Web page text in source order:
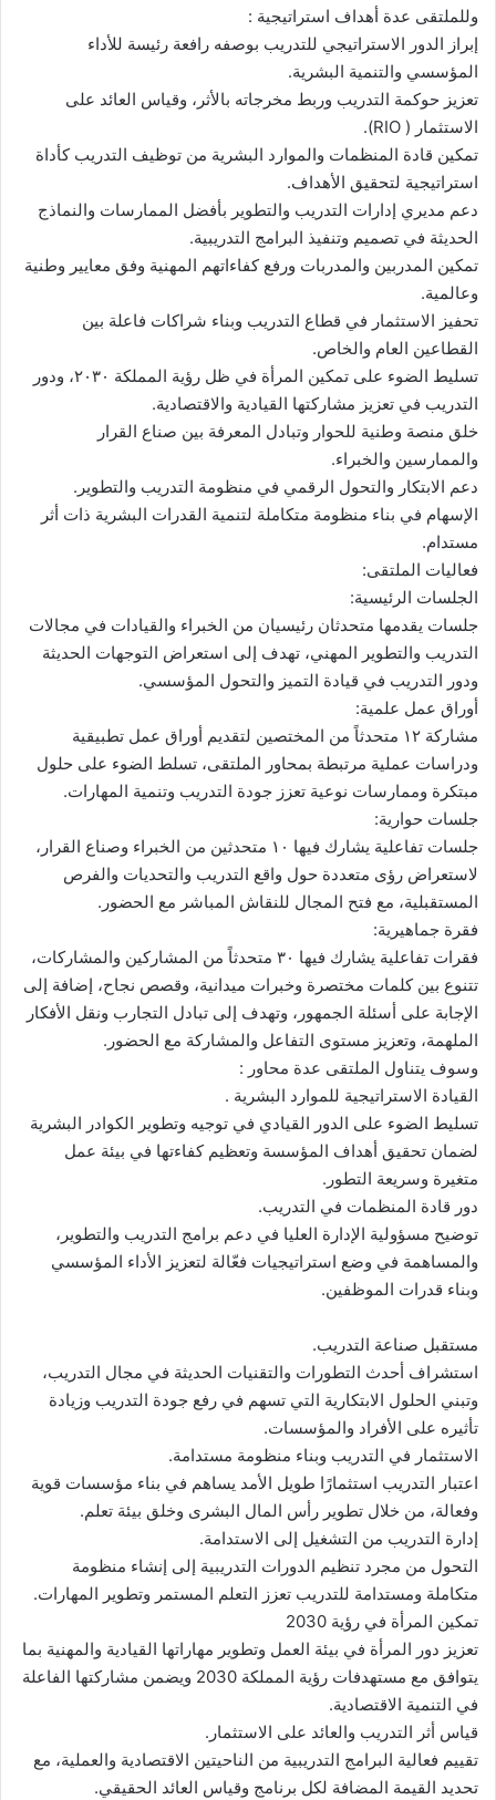
وللملتقى عدة أهداف استراتيجية :
إبراز الدور الاستراتيجي للتدريب بوصفه رافعة رئيسة للأداء
المؤسسي والتنمية البشرية.
تعزيز حوكمة التدريب وربط مخرجاته بالأثر، وقياس العائد على
الاستثمار ( RIO).
تمكين قادة المنظمات والموارد البشرية من توظيف التدريب كأداة
استراتيجية لتحقيق الأهداف.
دعم مديري إدارات التدريب والتطوير بأفضل الممارسات والنماذج
الحديثة في تصميم وتنفيذ البرامج التدريبية.
تمكين المدربين والمدربات ورفع كفاءاتهم المهنية وفق معايير وطنية
وعالمية.
تحفيز الاستثمار في قطاع التدريب وبناء شراكات فاعلة بين
القطاعين العام والخاص.
تسليط الضوء على تمكين المرأة في ظل رؤية المملكة ٢٠٣٠، ودور
التدريب في تعزيز مشاركتها القيادية والاقتصادية.
خلق منصة وطنية للحوار وتبادل المعرفة بين صناع القرار
والممارسين والخبراء.
دعم الابتكار والتحول الرقمي في منظومة التدريب والتطوير.
الإسهام في بناء منظومة متكاملة لتنمية القدرات البشرية ذات أثر
مستدام.
فعاليات الملتقى:
الجلسات الرئيسية:
جلسات يقدمها متحدثان رئيسيان من الخبراء والقيادات في مجالات
التدريب والتطوير المهني، تهدف إلى استعراض التوجهات الحديثة
ودور التدريب في قيادة التميز والتحول المؤسسي.
أوراق عمل علمية:
مشاركة ١٢ متحدثاً من المختصين لتقديم أوراق عمل تطبيقية
ودراسات عملية مرتبطة بمحاور الملتقى، تسلط الضوء على حلول
مبتكرة وممارسات نوعية تعزز جودة التدريب وتنمية المهارات.
جلسات حوارية:
جلسات تفاعلية يشارك فيها ١٠ متحدثين من الخبراء وصناع القرار،
لاستعراض رؤى متعددة حول واقع التدريب والتحديات والفرص
المستقبلية، مع فتح المجال للنقاش المباشر مع الحضور.
فقرة جماهيرية:
فقرات تفاعلية يشارك فيها ٣٠ متحدثاً من المشاركين والمشاركات،
تتنوع بين كلمات مختصرة وخبرات ميدانية، وقصص نجاح، إضافة إلى
الإجابة على أسئلة الجمهور، وتهدف إلى تبادل التجارب ونقل الأفكار
الملهمة، وتعزيز مستوى التفاعل والمشاركة مع الحضور.
وسوف يتناول الملتقى عدة محاور :
القيادة الاستراتيجية للموارد البشرية .
تسليط الضوء على الدور القيادي في توجيه وتطوير الكوادر البشرية
لضمان تحقيق أهداف المؤسسة وتعظيم كفاءتها في بيئة عمل
متغيرة وسريعة التطور.
دور قادة المنظمات في التدريب.
توضيح مسؤولية الإدارة العليا في دعم برامج التدريب والتطوير،
والمساهمة في وضع استراتيجيات فعّالة لتعزيز الأداء المؤسسي
وبناء قدرات الموظفين.
مستقبل صناعة التدريب.
استشراف أحدث التطورات والتقنيات الحديثة في مجال التدريب،
وتبني الحلول الابتكارية التي تسهم في رفع جودة التدريب وزيادة
تأثيره على الأفراد والمؤسسات.
الاستثمار في التدريب وبناء منظومة مستدامة.
اعتبار التدريب استثمارًا طويل الأمد يساهم في بناء مؤسسات قوية
وفعالة، من خلال تطوير رأس المال البشرى وخلق بيئة تعلم.
إدارة التدريب من التشغيل إلى الاستدامة.
التحول من مجرد تنظيم الدورات التدريبية إلى إنشاء منظومة
متكاملة ومستدامة للتدريب تعزز التعلم المستمر وتطوير المهارات.
تمكين المرأة في رؤية 2030
تعزيز دور المرأة في بيئة العمل وتطوير مهاراتها القيادية والمهنية بما
يتوافق مع مستهدفات رؤية المملكة 2030 ويضمن مشاركتها الفاعلة
في التنمية الاقتصادية.
قياس أثر التدريب والعائد على الاستثمار.
تقييم فعالية البرامج التدريبية من الناحيتين الاقتصادية والعملية، مع
تحديد القيمة المضافة لكل برنامج وقياس العائد الحقيقي.